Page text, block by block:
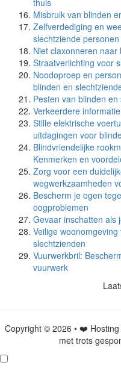
thuis
Misbruik van blinden
Zelfverdediging en
slechtziende personen
Niet claxonneren
Straatverlichting voor
Noodoproep en
blinden en
Pesten van blinden en
Verkeerdere
Stille elektrische
uitdagingen voor
Blindvriendelijke
Kenmerken en
Zorg voor een
wegwerkzaamheden
Bescherm je ogen
oogproblemen
Gevaar inschatten als
Veilige
slechtzienden
Vuurwerkbril:
vuurwerk
Copyright © 2026 • ❤️
met trots